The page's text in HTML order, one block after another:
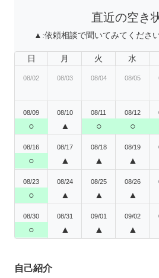
直近の空き
▲:依頼相談で聞いてみてくださ
日 月 火 水
08/02 08/03 08/04 08/05
08/09
○
08/10
▲
08/11
○
08/12
○
08/16
○
08/17
▲
08/18
▲
08/19
▲
08/23
○
08/24
▲
08/25
▲
08/26
▲
08/30
○
08/31
▲
09/01
▲
09/02
▲
自己紹介